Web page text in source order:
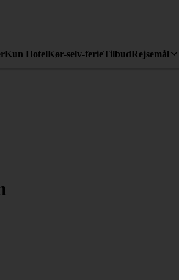
Kun HotelKør-selv-ferieTilbudRejsemål